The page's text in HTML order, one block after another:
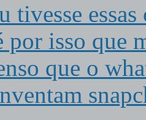
tivesse
por isso que
que o